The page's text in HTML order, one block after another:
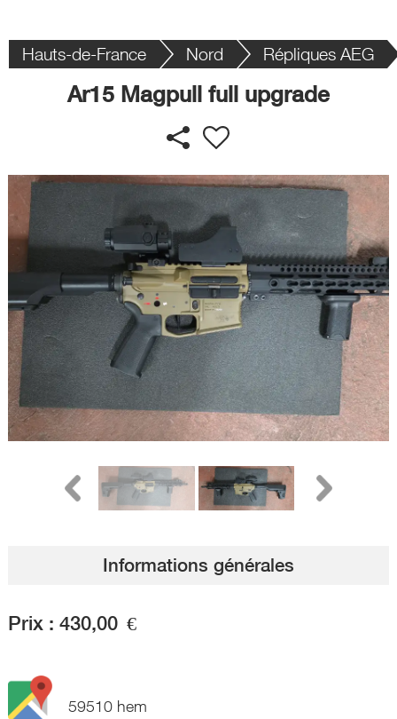
Hauts-de-France Nord Répliques AEG
Ar15 Magpull full upgrade
Informations générales
Prix : 430,00 €
59510 hem